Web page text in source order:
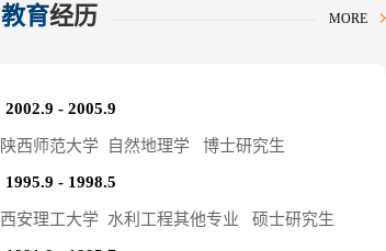
MORE
教育经历
2002.9 - 2005.9
陕西师范大学 自然地理学 博士研究生
1995.9 - 1998.5
西安理工大学 水利工程其他专业 硕士研究生